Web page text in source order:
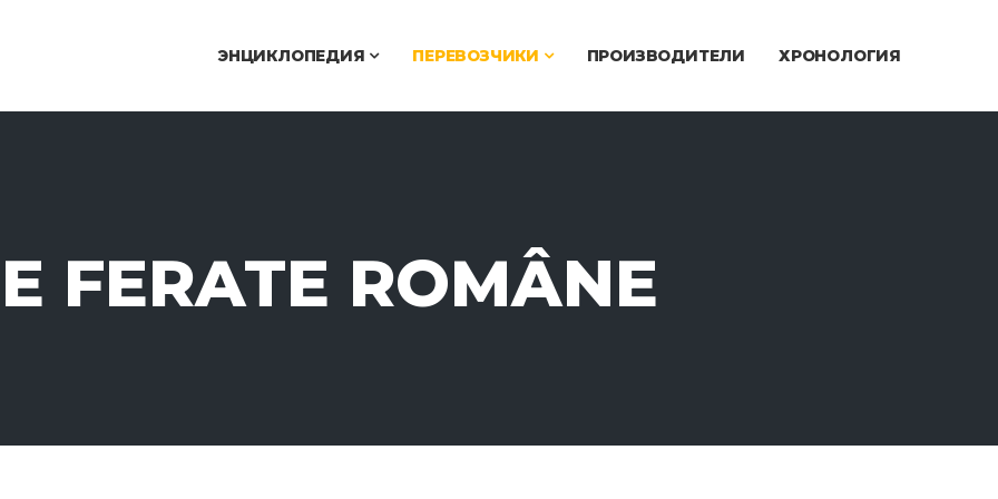
ЭНЦИКЛОПЕДИЯ ПЕРЕВОЗЧИКИ ПРОИЗВОДИТЕЛИ ХРОНОЛОГИЯ
FERATE ROMÂNE